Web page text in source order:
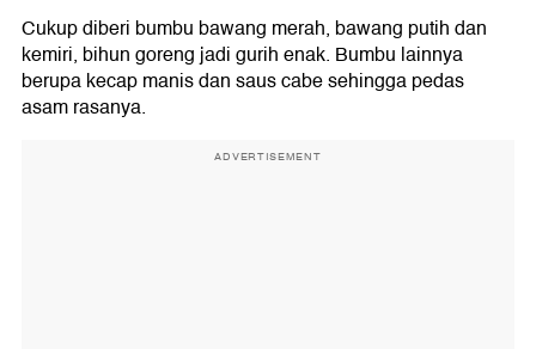
Cukup diberi bumbu bawang merah, bawang putih dan
kemiri, bihun goreng jadi gurih enak. Bumbu lainnya
berupa kecap manis dan saus cabe sehingga pedas
asam rasanya.
ADVERTISEMENT